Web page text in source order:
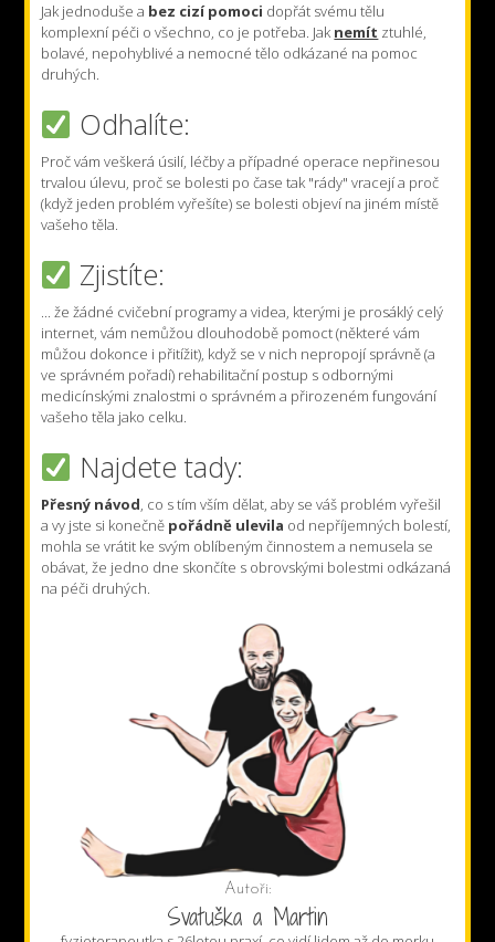
Jak jednoduše a bez cizí pomoci dopřát svému tělu
komplexní péči o všechno, co je potřeba. Jak nemít ztuhlé,
bolavé, nepohyblivé a nemocné tělo odkázané na pomoc
druhých.
Odhalíte:
Proč vám veškerá úsilí, léčby a případné operace nepřinesou
trvalou úlevu, proč se bolesti po čase tak "rády" vracejí a proč
(když jeden problém vyřešíte) se bolesti objeví na jiném místě
vašeho těla.
Zjistíte:
... že žádné cvičební programy a videa, kterými je prosáklý celý
internet, vám nemůžou dlouhodobě pomoct (některé vám
můžou dokonce i přitížit), když se v nich nepropojí správně (a
ve správném pořadí) rehabilitační postup s odbornými
medicínskými znalostmi o správném a přirozeném fungování
vašeho těla jako celku.
Najdete tady:
Přesný návod, co s tím vším dělat, aby se váš problém vyřešil
a vy jste si konečně pořádně ulevila od nepříjemných bolestí,
mohla se vrátit ke svým oblíbeným činnostem a nemusela se
obávat, že jedno dne skončíte s obrovskými bolestmi odkázaná
na péči druhých.
Autoři:
Svatuška a Martin